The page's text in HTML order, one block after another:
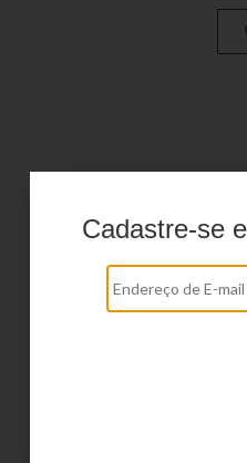
Cadastre-se